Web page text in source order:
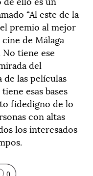
“Al este de la
premio al mejor
de Málaga
tiene ese
del
las películas
esas bases
fidedigno de lo
con altas
los interesados
0